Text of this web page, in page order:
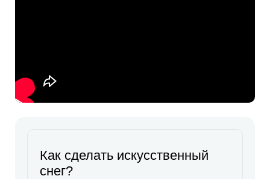
Как сделать искусственный
снег?